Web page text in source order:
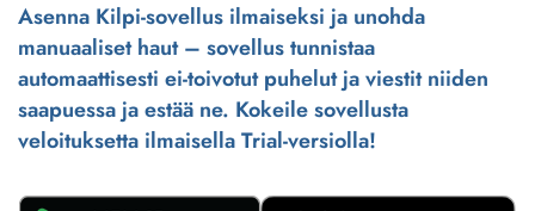
Asenna Kilpi-sovellus ilmaiseksi ja unohda
manuaaliset haut – sovellus tunnistaa
automaattisesti ei-toivotut puhelut ja viestit niiden
saapuessa ja estää ne. Kokeile sovellusta
veloituksetta ilmaisella Trial-versiolla!